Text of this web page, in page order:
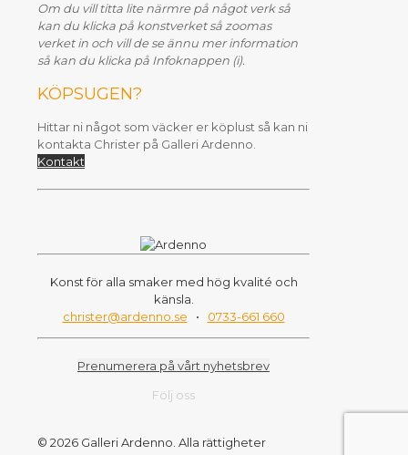
Om du vill titta lite närmre på något verk så
kan du klicka på konstverket så zoomas
verket in och vill de se ännu mer information
så kan du klicka på Infoknappen (i).
KÖPSUGEN?
Hittar ni något som väcker er köplust så kan ni
kontakta Christer på Galleri Ardenno.
Kontakt
Konst för alla smaker med hög kvalité och
känsla.
christer@ardenno.se • 0733-661 660
Prenumerera på vårt nyhetsbrev
Följ oss
© 2026 Galleri Ardenno. Alla rättigheter